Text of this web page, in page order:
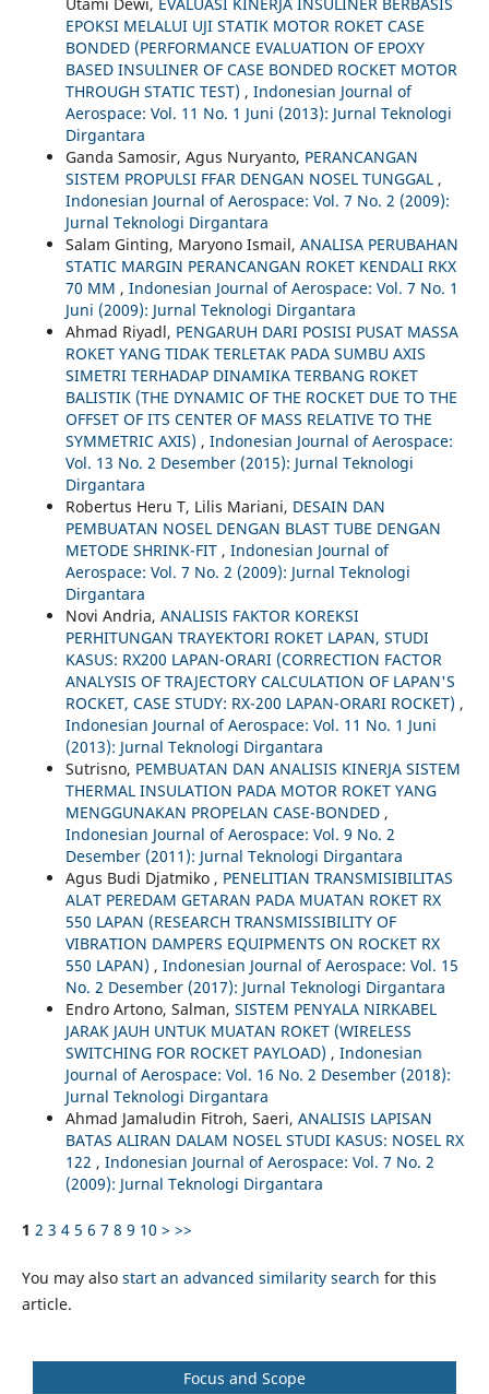
EPOKSI MELALUI UJI STATIK MOTOR ROKET CASE
BONDED (PERFORMANCE EVALUATION OF EPOXY
BASED INSULINER OF CASE BONDED ROCKET MOTOR
THROUGH STATIC TEST) , Indonesian Journal of
Aerospace: Vol. 11 No. 1 Juni (2013): Jurnal Teknologi
Dirgantara
Ganda Samosir, Agus Nuryanto, PERANCANGAN
SISTEM PROPULSI FFAR DENGAN NOSEL TUNGGAL ,
Indonesian Journal of Aerospace: Vol. 7 No. 2 (2009):
Jurnal Teknologi Dirgantara
Salam Ginting, Maryono Ismail, ANALISA PERUBAHAN
STATIC MARGIN PERANCANGAN ROKET KENDALI RKX
70 MM , Indonesian Journal of Aerospace: Vol. 7 No. 1
Juni (2009): Jurnal Teknologi Dirgantara
Ahmad Riyadl, PENGARUH DARI POSISI PUSAT MASSA
ROKET YANG TIDAK TERLETAK PADA SUMBU AXIS
SIMETRI TERHADAP DINAMIKA TERBANG ROKET
BALISTIK (THE DYNAMIC OF THE ROCKET DUE TO THE
OFFSET OF ITS CENTER OF MASS RELATIVE TO THE
SYMMETRIC AXIS) , Indonesian Journal of Aerospace:
Vol. 13 No. 2 Desember (2015): Jurnal Teknologi
Dirgantara
Robertus Heru T, Lilis Mariani, DESAIN DAN
PEMBUATAN NOSEL DENGAN BLAST TUBE DENGAN
METODE SHRINK-FIT , Indonesian Journal of
Aerospace: Vol. 7 No. 2 (2009): Jurnal Teknologi
Dirgantara
Novi Andria, ANALISIS FAKTOR KOREKSI
PERHITUNGAN TRAYEKTORI ROKET LAPAN, STUDI
KASUS: RX200 LAPAN-ORARI (CORRECTION FACTOR
ANALYSIS OF TRAJECTORY CALCULATION OF LAPAN'S
ROCKET, CASE STUDY: RX-200 LAPAN-ORARI ROCKET) ,
Indonesian Journal of Aerospace: Vol. 11 No. 1 Juni
(2013): Jurnal Teknologi Dirgantara
Sutrisno, PEMBUATAN DAN ANALISIS KINERJA SISTEM
THERMAL INSULATION PADA MOTOR ROKET YANG
MENGGUNAKAN PROPELAN CASE-BONDED ,
Indonesian Journal of Aerospace: Vol. 9 No. 2
Desember (2011): Jurnal Teknologi Dirgantara
Agus Budi Djatmiko , PENELITIAN TRANSMISIBILITAS
ALAT PEREDAM GETARAN PADA MUATAN ROKET RX
550 LAPAN (RESEARCH TRANSMISSIBILITY OF
VIBRATION DAMPERS EQUIPMENTS ON ROCKET RX
550 LAPAN) , Indonesian Journal of Aerospace: Vol. 15
No. 2 Desember (2017): Jurnal Teknologi Dirgantara
Endro Artono, Salman, SISTEM PENYALA NIRKABEL
JARAK JAUH UNTUK MUATAN ROKET (WIRELESS
SWITCHING FOR ROCKET PAYLOAD) , Indonesian
Journal of Aerospace: Vol. 16 No. 2 Desember (2018):
Jurnal Teknologi Dirgantara
Ahmad Jamaludin Fitroh, Saeri, ANALISIS LAPISAN
BATAS ALIRAN DALAM NOSEL STUDI KASUS: NOSEL RX
122 , Indonesian Journal of Aerospace: Vol. 7 No. 2
(2009): Jurnal Teknologi Dirgantara
1 2 3 4 5 6 7 8 9 10 > >>
You may also start an advanced similarity search for this
article.
Focus and Scope